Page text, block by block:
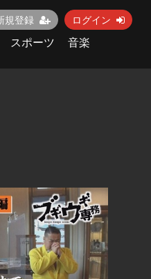
規登録 ログイン
スポーツ
音楽